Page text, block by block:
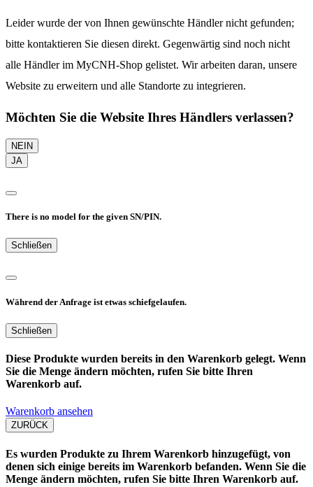
Leider wurde der von Ihnen gewünschte Händler nicht gefunden;
bitte kontaktieren Sie diesen direkt. Gegenwärtig sind noch nicht
alle Händler im MyCNH-Shop gelistet. Wir arbeiten daran, unsere
Website zu erweitern und alle Standorte zu integrieren.
Möchten Sie die Website Ihres Händlers verlassen?
NEIN
JA
There is no model for the given SN/PIN.
Schließen
Während der Anfrage ist etwas schiefgelaufen.
Schließen
Diese Produkte wurden bereits in den Warenkorb gelegt. Wenn
Sie die Menge ändern möchten, rufen Sie bitte Ihren
Warenkorb auf.
Warenkorb ansehen
ZURÜCK
Es wurden Produkte zu Ihrem Warenkorb hinzugefügt, von
denen sich einige bereits im Warenkorb befanden. Wenn Sie die
Menge ändern möchten, rufen Sie bitte Ihren Warenkorb auf.